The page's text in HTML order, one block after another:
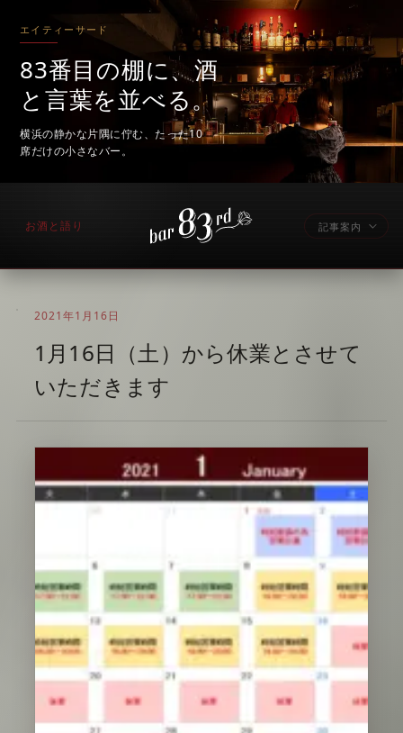
エイティーサード
83番目の棚に、酒
と言葉を並べる。
横浜の静かな片隅に佇む、たった10
席だけの小さなバー。
2021年1月16日
1月16日（土）から休業とさせて
いただきます
お酒と語り 記事案内